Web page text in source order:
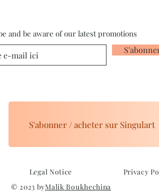
and be aware of our latest promotions
S'abonner / acheter sur Singulart
Legal Notice
Privacy
© 2023 byMalik Boukhechina